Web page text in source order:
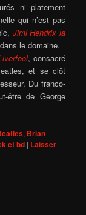
ni platement
qui n’est pas
Jimi Hendrix la
le domaine.
, consacré
et se clôt
Du franco-
être de George
, Brian
et bd | Laisser